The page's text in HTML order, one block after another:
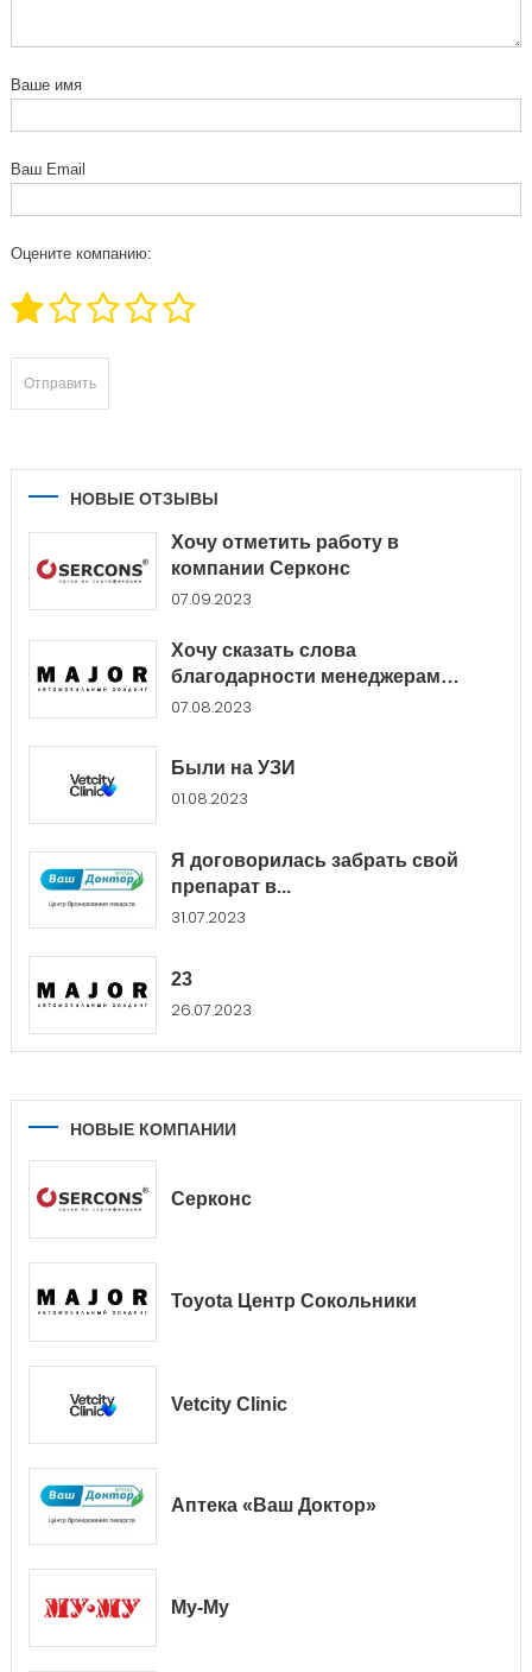
Ваше имя
Ваш Email
Оцените компанию:
НОВЫЕ ОТЗЫВЫ
Хочу отметить работу в
компании Серконс
07.09.2023
Хочу сказать слова
благодарности менеджерам
Major...
07.08.2023
Были на УЗИ
01.08.2023
Я договорилась забрать свой
препарат в...
31.07.2023
23
26.07.2023
НОВЫЕ КОМПАНИИ
Серконс
Toyota Центр Сокольники
Vetcity Clinic
Аптека «Ваш Доктор»
Му-Му